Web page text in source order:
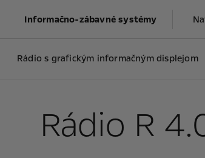
Informačno-zábavné systémy
Rádio s grafickým informačným displejom
Rádio R